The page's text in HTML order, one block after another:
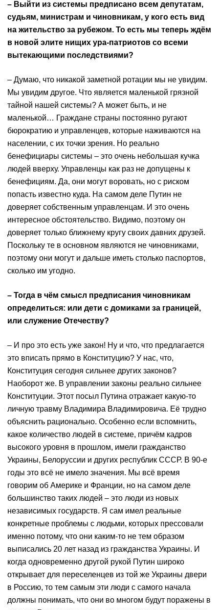
– Выйти из системы предписано всем депутатам,
судьям, министрам и чиновникам, у кого есть вид
на жительство за рубежом. То есть мы теперь ждём
в новой элите нищих ура-патриотов со всеми
вытекающими последствиями?
– Думаю, что никакой заметной ротации мы не увидим.
Мы увидим другое. Что является маленькой грязной
тайной нашей системы? А может быть, и не
маленькой… Граждане страны постоянно ругают
бюрократию и управленцев, которые наживаются на
населении, с их точки зрения. Но реально
бенефициары системы – это очень небольшая кучка
людей вверху. Управленцы как раз не допущены к
бенефициям. Да, они могут воровать, но с риском
попасть известно куда. На самом деле Путин не
доверяет собственным управленцам. И это очень
интересное обстоятельство. Видимо, поэтому он
доверяет только ближнему кругу своих давних друзей.
Поскольку те в основном являются не чиновниками,
поэтому они могут и дальше иметь столько паспортов,
сколько им угодно.
– Тогда в чём смысл предписания чиновникам
определиться: или дети с домиками за границей,
или служение Отечеству?
– И про это есть уже закон! Ну и что, что предлагается
это вписать прямо в Конституцию? У нас, что,
Конституция сегодня сильнее других законов?
Наоборот же. В управлении законы реально сильнее
Конституции. Этот посыл Путина отражает какую-то
личную травму Владимира Владимировича. Её трудно
объяснить рационально. Особенно если вспомнить,
какое количество людей в системе, причём кадров
высокого уровня в прошлом, имели гражданство
Украины, Белоруссии и других республик СССР. В 90-е
годы это всё не имело значения. Мы всё время
говорим об Америке и Франции, но на самом деле
большинство таких людей – это люди из новых
независимых государств. Я сам имел реальные
конкретные проблемы с людьми, которых прессовали
именно потому, что они каким-то не тем образом
выписались 20 лет назад из гражданства Украины. И
когда одновременно другой рукой Путин широко
открывает для переселенцев из той же Украины двери
в Россию, то тем самым эти люди с самого начала
должны понимать, что они во многом будут поражены в